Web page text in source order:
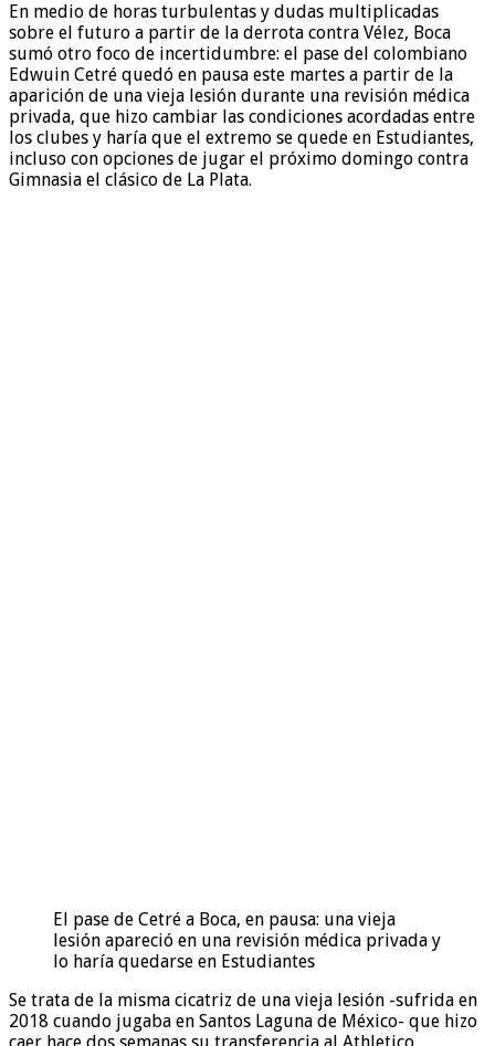
En medio de horas turbulentas y dudas multiplicadas
sobre el futuro a partir de la derrota contra Vélez, Boca
sumó otro foco de incertidumbre: el pase del colombiano
Edwuin Cetré quedó en pausa este martes a partir de la
aparición de una vieja lesión durante una revisión médica
privada, que hizo cambiar las condiciones acordadas entre
los clubes y haría que el extremo se quede en Estudiantes,
incluso con opciones de jugar el próximo domingo contra
Gimnasia el clásico de La Plata.
El pase de Cetré a Boca, en pausa: una vieja
lesión apareció en una revisión médica privada y
lo haría quedarse en Estudiantes
Se trata de la misma cicatriz de una vieja lesión -sufrida en
2018 cuando jugaba en Santos Laguna de México- que hizo